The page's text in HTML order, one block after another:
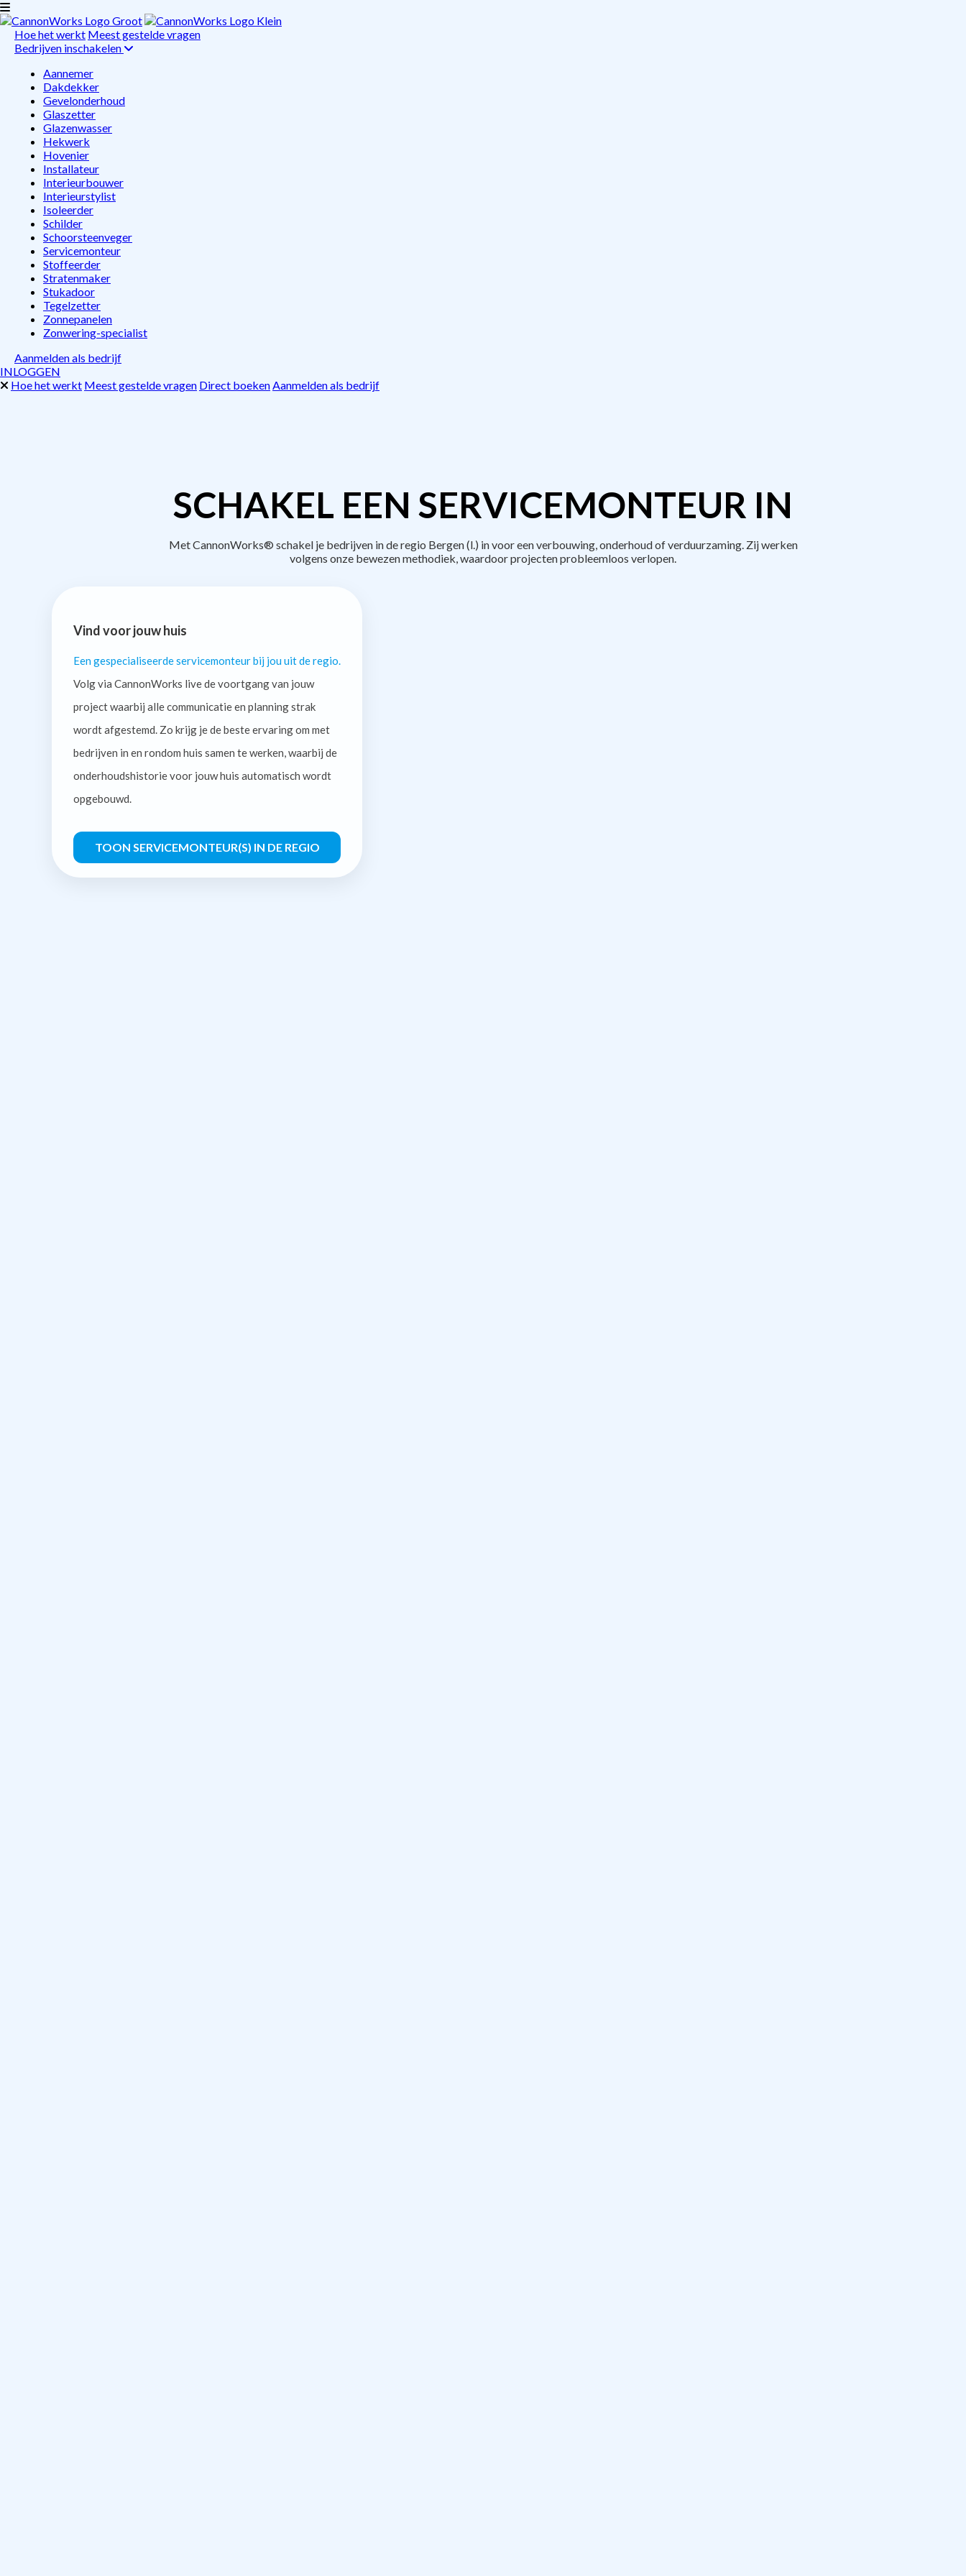
Hoe het werkt Meest gestelde vragen
Bedrijven inschakelen
Aannemer
Dakdekker
Gevelonderhoud
Glaszetter
Glazenwasser
Hekwerk
Hovenier
Installateur
Interieurbouwer
Interieurstylist
Isoleerder
Schilder
Schoorsteenveger
Servicemonteur
Stoffeerder
Stratenmaker
Stukadoor
Tegelzetter
Zonnepanelen
Zonwering-specialist
Aanmelden als bedrijf
INLOGGEN
Hoe het werkt Meest gestelde vragen Direct boekenAanmelden als bedrijf
SCHAKEL EEN SERVICEMONTEUR IN
Met CannonWorks® schakel je bedrijven in de regio Bergen (l.) in voor een verbouwing, onderhoud of verduurzaming. Zij werken
volgens onze bewezen methodiek, waardoor projecten probleemloos verlopen.
Vind voor jouw huis
Een gespecialiseerde servicemonteur bij jou uit de regio.
Volg via CannonWorks live de voortgang van jouw
project waarbij alle communicatie en planning strak
wordt afgestemd. Zo krijg je de beste ervaring om met
bedrijven in en rondom huis samen te werken, waarbij de
onderhoudshistorie voor jouw huis automatisch wordt
opgebouwd.
TOON SERVICEMONTEUR(S) IN DE REGIO